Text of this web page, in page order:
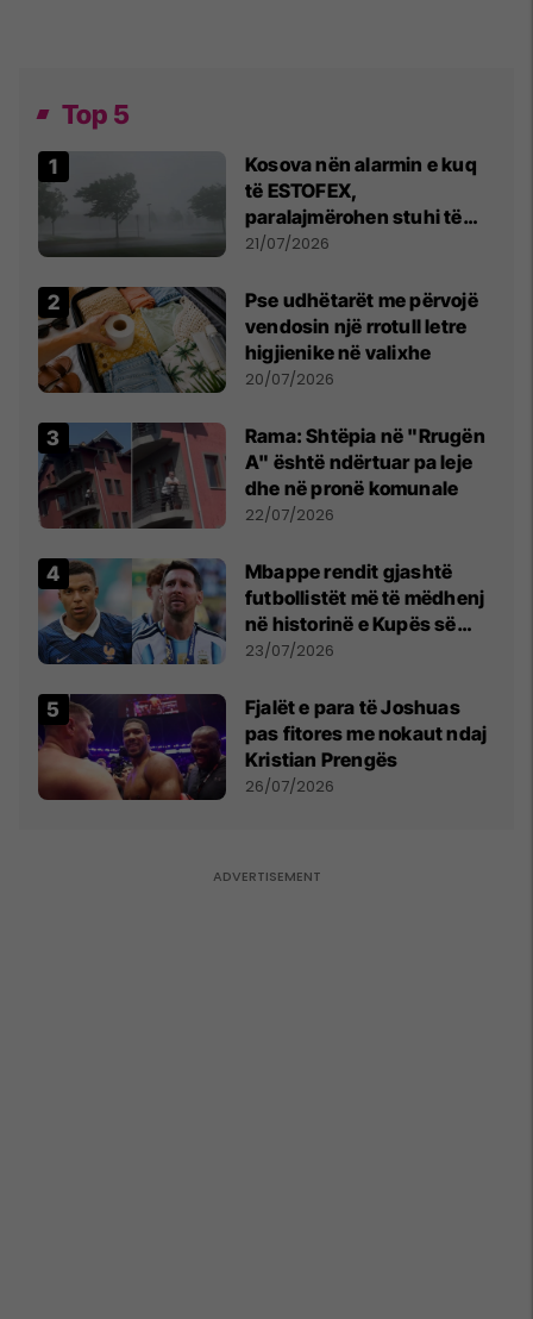
Top 5
Kosova nën alarmin e kuq
të ESTOFEX,
paralajmërohen stuhi të
fuqishme me breshër dhe
21/07/2026
Pse udhëtarët me përvojë
vendosin një rrotull letre
higjienike në valixhe
20/07/2026
Rama: Shtëpia në "Rrugën
A" është ndërtuar pa leje
dhe në pronë komunale
22/07/2026
Mbappe rendit gjashtë
futbollistët më të mëdhenj
në historinë e Kupës së
Botës, Messi mbetet i dyti
23/07/2026
Fjalët e para të Joshuas
pas fitores me nokaut ndaj
Kristian Prengës
26/07/2026